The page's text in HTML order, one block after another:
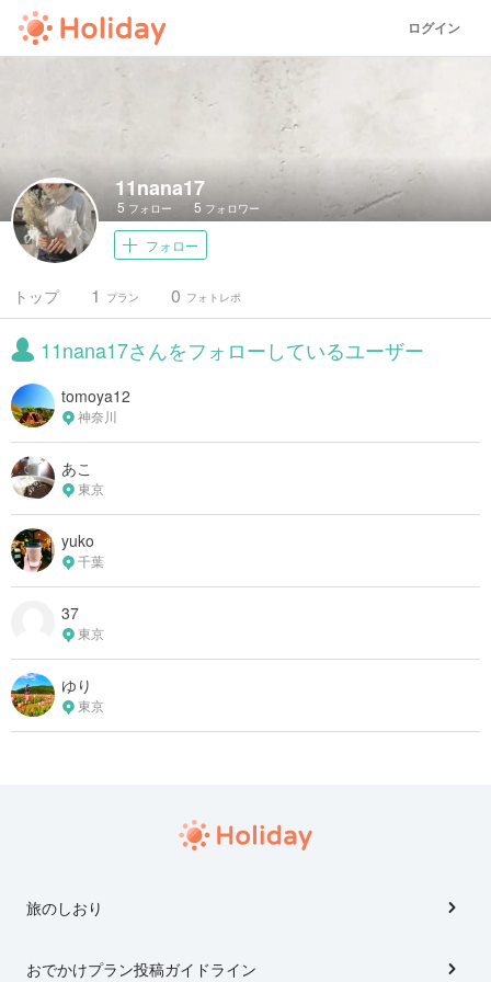
ログイン
11nana17
5 フォロー 5 フォロワー
フォロー
トップ プラン
1 フォトレポ
0
11nana17さんをフォローしているユーザー
tomoya12
神奈川
あこ
東京
yuko
千葉
37
東京
ゆり
東京
旅のしおり
おでかけプラン投稿ガイドライン